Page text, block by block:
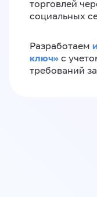
торговлей
социальных
Разработаем
ключ»‎ с
требований